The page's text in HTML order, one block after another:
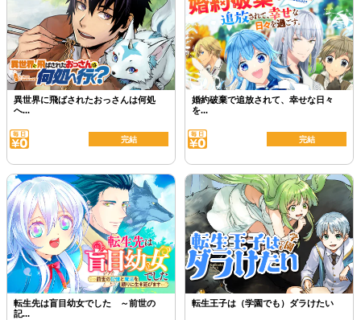
異世界に飛ばされたおっさんは何処
へ...
完結
婚約破棄で追放されて、幸せな日々
を...
完結
転生先は盲目幼女でした ～前世の
記...
転生王子は（学園でも）ダラけたい